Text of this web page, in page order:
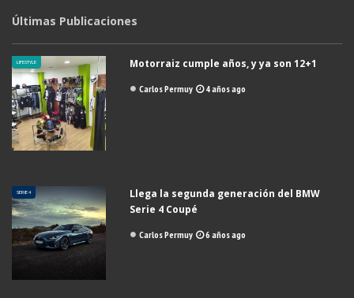
Últimas Publicaciones
LIFESTYLE Motorraiz cumple años, y ya son 12+1
Carlos Permuy 4 años ago
SERIE 4
Llega la segunda generación del BMW
Serie 4 Coupé
Carlos Permuy 6 años ago